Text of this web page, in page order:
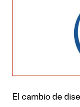
El cambio de